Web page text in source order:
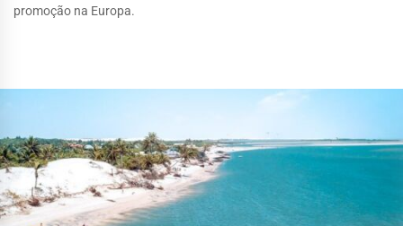
promoção na Europa.